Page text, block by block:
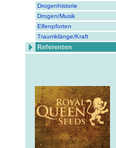
Drogenhistorie
Drogen/Musik
Elfenpforten
Traumklänge/Kraft
Referenten